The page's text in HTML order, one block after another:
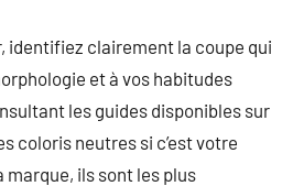
identifiez clairement la coupe qui
et à vos habitudes
les guides disponibles sur
coloris neutres si c’est votre
ils sont les plus